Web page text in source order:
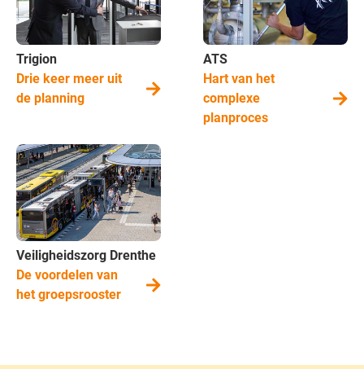
Trigion
Drie keer meer uit
de planning
ATS
Hart van het
complexe
planproces
Veiligheidszorg Drenthe
De voordelen van
het groepsrooster